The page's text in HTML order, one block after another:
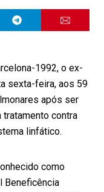
1992, o ex-
sexta-feira, aos 59
após ser
contra
linfático.
como
Beneficência